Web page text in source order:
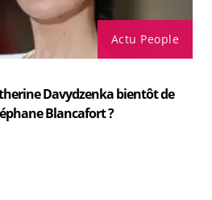
Actu People
Davydzenka bientôt de
Blancafort ?